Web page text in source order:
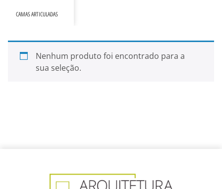
CAMAS ARTICULADAS
Nenhum produto foi encontrado para a
sua seleção.